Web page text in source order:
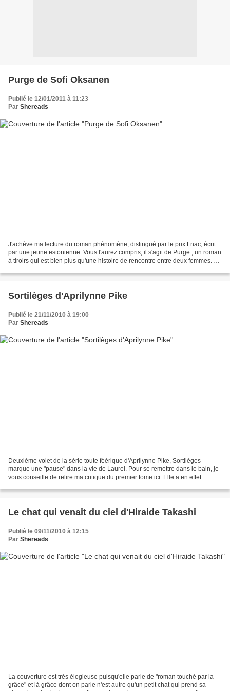
Purge de Sofi Oksanen
Publié le 12/01/2011 à 11:23
Par Shereads
J'achève ma lecture du roman phénomène, distingué par le prix Fnac, écrit
par une jeune estonienne. Vous l'aurez compris, il s'agit de Purge , un roman
à tiroirs qui est bien plus qu'une histoire de rencontre entre deux femmes. On
Sortilèges d'Aprilynne Pike
Publié le 21/11/2010 à 19:00
Par Shereads
Deuxième volet de la série toute féérique d'Aprilynne Pike, Sortilèges
marque une "pause" dans la vie de Laurel. Pour se remettre dans le bain, je
vous conseille de relire ma critique du premier tome ici. Elle a en effet
Le chat qui venait du ciel d'Hiraide Takashi
Publié le 09/11/2010 à 12:15
Par Shereads
La couverture est très élogieuse puisqu'elle parle de "roman touché par la
grâce" et là grâce dont on parle n'est autre qu'un petit chat qui prend sa